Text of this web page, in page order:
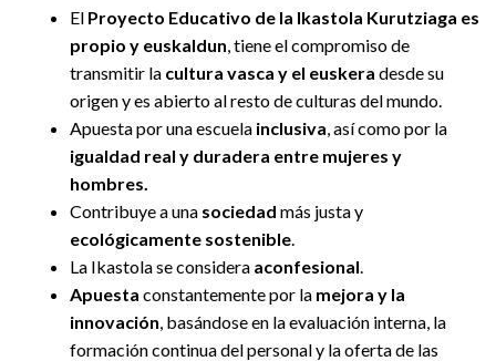
El Proyecto Educativo de la Ikastola Kurutziaga es
propio y euskaldun, tiene el compromiso de
transmitir la cultura vasca y el euskera desde su
origen y es abierto al resto de culturas del mundo.
Apuesta por una escuela inclusiva, así como por la
igualdad real y duradera entre mujeres y
hombres.
Contribuye a una sociedad más justa y
ecológicamente sostenible.
La Ikastola se considera aconfesional.
Apuesta constantemente por la mejora y la
innovación, basándose en la evaluación interna, la
formación continua del personal y la oferta de las